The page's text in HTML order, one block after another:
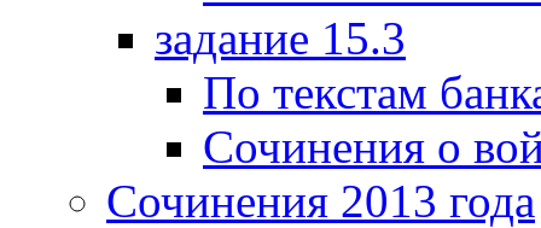
задание 15.3
По текстам
Сочинения о
Сочинения 2013 года